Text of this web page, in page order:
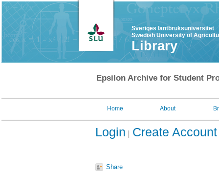
Sveriges lantbruksuniversitet
Swedish University of
Library
Epsilon Archive for Student
Home About
Login Create Account
Share